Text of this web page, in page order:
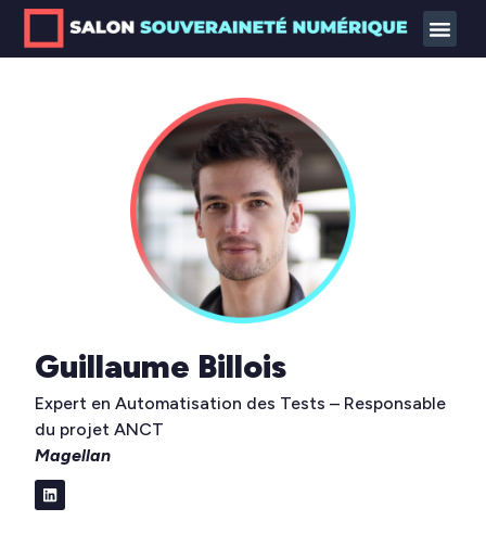
Guillaume Billois
Expert en Automatisation des Tests – Responsable
du projet ANCT
Magellan